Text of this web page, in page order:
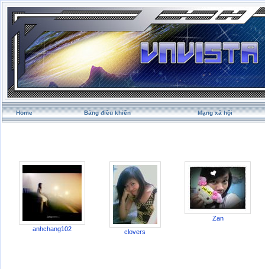
Home Bảng điều khiển Mạng xã hội
anhchang102 clovers
Zan